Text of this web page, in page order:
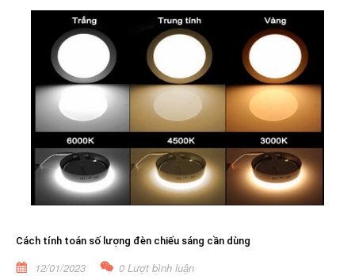
Cách tính toán số lượng đèn chiếu sáng cần dùng
12/01/2023 0 Lượt bình luận